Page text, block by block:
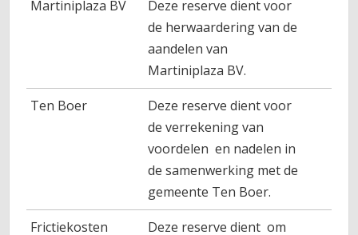
Martiniplaza BV
Deze reserve dient voor
de herwaardering van de
aandelen van
Martiniplaza BV.
Ten Boer
Deze reserve dient voor
de verrekening van
voordelen en nadelen in
de samenwerking met de
gemeente Ten Boer.
Frictiekosten
Deze reserve dient om